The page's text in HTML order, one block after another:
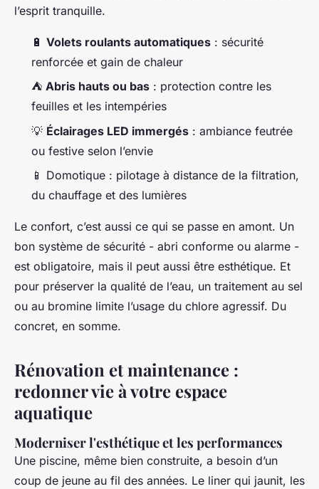
l’esprit tranquille.
🔋 Volets roulants automatiques : sécurité
renforcée et gain de chaleur
⛺ Abris hauts ou bas : protection contre les
feuilles et les intempéries
💡 Éclairages LED immergés : ambiance feutrée
ou festive selon l’envie
📱 Domotique : pilotage à distance de la filtration,
du chauffage et des lumières
Le confort, c’est aussi ce qui se passe en amont. Un
bon système de sécurité - abri conforme ou alarme -
est obligatoire, mais il peut aussi être esthétique. Et
pour préserver la qualité de l’eau, un traitement au sel
ou au bromine limite l’usage du chlore agressif. Du
concret, en somme.
Rénovation et maintenance :
redonner vie à votre espace
aquatique
Moderniser l'esthétique et les performances
Une piscine, même bien construite, a besoin d’un
coup de jeune au fil des années. Le liner qui jaunit, les